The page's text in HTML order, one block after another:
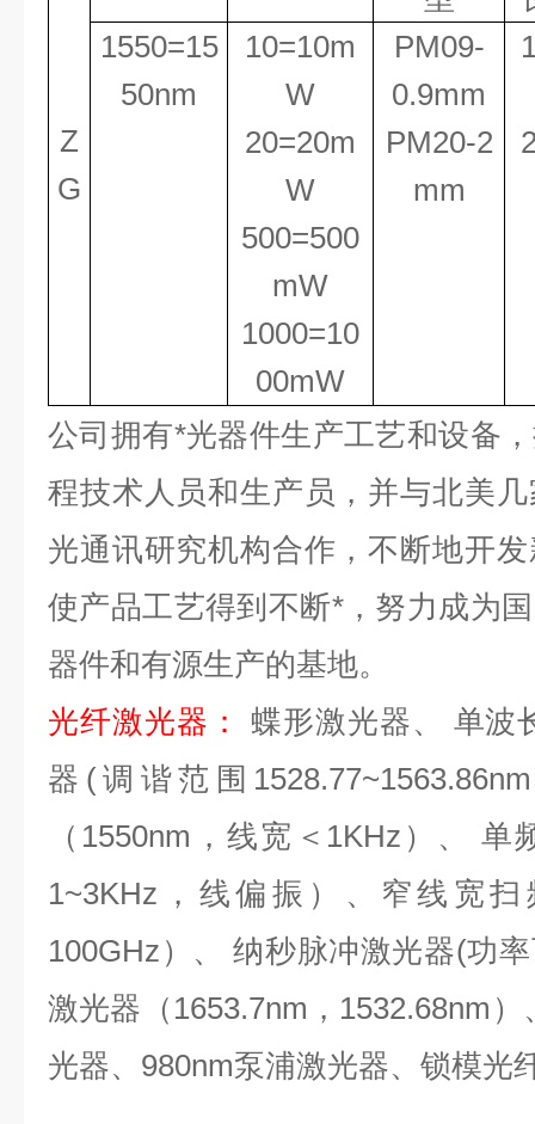
Z
G
1550=15
50nm
10=10m
W
20=20m
W
500=500
mW
1000=10
00mW
PM09-
0.9mm
PM20-2
mm
公司拥有*光器件生产工艺和设备
程技术人员和生产员，并与北美
光通讯研究机构合作，不断地开
使产品工艺得到不断*，努力成为
器件和有源生产的基地。
光纤激光器 ： 蝶形激光器、
单波
器 ( 调谐范围 1528.77~1563.86nm
（ 1550nm ，线宽＜ 1KHz ）、 单
1~3KHz ，线偏振）、窄线宽
100GHz ）、 纳秒脉冲激光器(功
激光器（ 1653.7nm ， 1532.68nm ）
光器、 980nm泵浦激光器、锁模光